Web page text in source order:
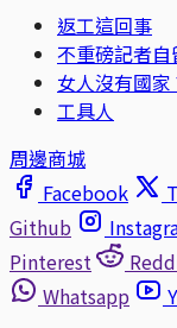
返工這回事
不重磅記者自
女人沒有國家
工具人
周邊商城
Facebook
Github
Pinterest
Whatsapp